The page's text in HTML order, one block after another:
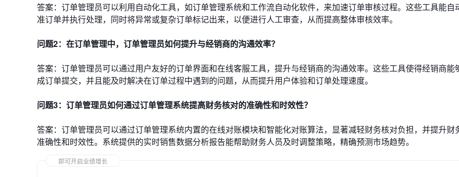
答案：订单管理员可以利用自动化工具，如订单管理系统和工作流自动化软件，来加速订单审核过程。这些工具能自
准订单并执行处理，同时将异常或复杂订单标记出来，以便进行人工审查，从而提高整体审核效率。
问题2：在订单管理中，订单管理员如何提升与经销商的沟通效率？
答案：订单管理员可以通过用户友好的订单界面和在线客服工具，提升与经销商的沟通效率。这些工具使得经销商能
成订单提交，并且能及时解决在订单过程中遇到的问题，从而提升用户体验和订单处理速度。
问题3：订单管理员如何通过订单管理系统提高财务核对的准确性和时效性？
答案：订单管理员可以通过订单管理系统内置的在线对账模块和智能化对账算法，显著减轻财务核对负担，并提升财
准确性和时效性。系统提供的实时销售数据分析报告能帮助财务人员及时调整策略，精确预测市场趋势。
即可开启业绩增长